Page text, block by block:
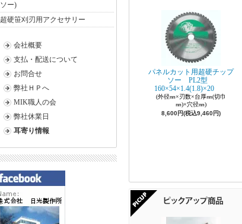
ソー)
超硬笹刈刃用アクセサリー
会社概要
支払・配送について
お問合せ
弊社ＨＰへ
MIK職人の会
弊社休業日
耳寄り情報
パネルカット用超硬チップ
ソー PL2型
160×54×1.4(1.8)×20
(外径㎜×刃数×台厚㎜(切巾
㎜)×穴径㎜)
8,600円(税込9,460円)